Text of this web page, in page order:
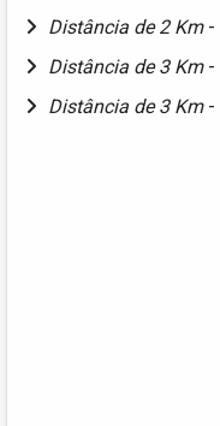
Distância de 2 Km -
Distância de 3 Km -
Distância de 3 Km -